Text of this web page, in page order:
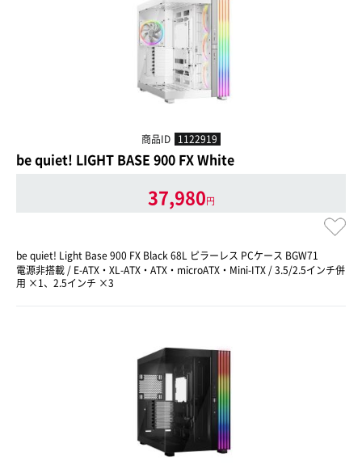
商品ID 1122919
be quiet! LIGHT BASE 900 FX White
37,980円
be quiet! Light Base 900 FX Black 68L ピラーレス PCケース BGW71
電源非搭載 / E-ATX・XL-ATX・ATX・microATX・Mini-ITX / 3.5/2.5インチ併
用 ×1、2.5インチ ×3